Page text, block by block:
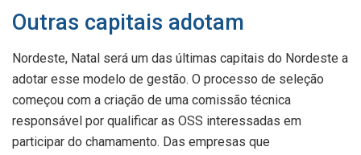
Outras capitais adotam
Nordeste, Natal será um das últimas capitais do Nordeste a
adotar esse modelo de gestão. O processo de seleção
começou com a criação de uma comissão técnica
responsável por qualificar as OSS interessadas em
participar do chamamento. Das empresas que